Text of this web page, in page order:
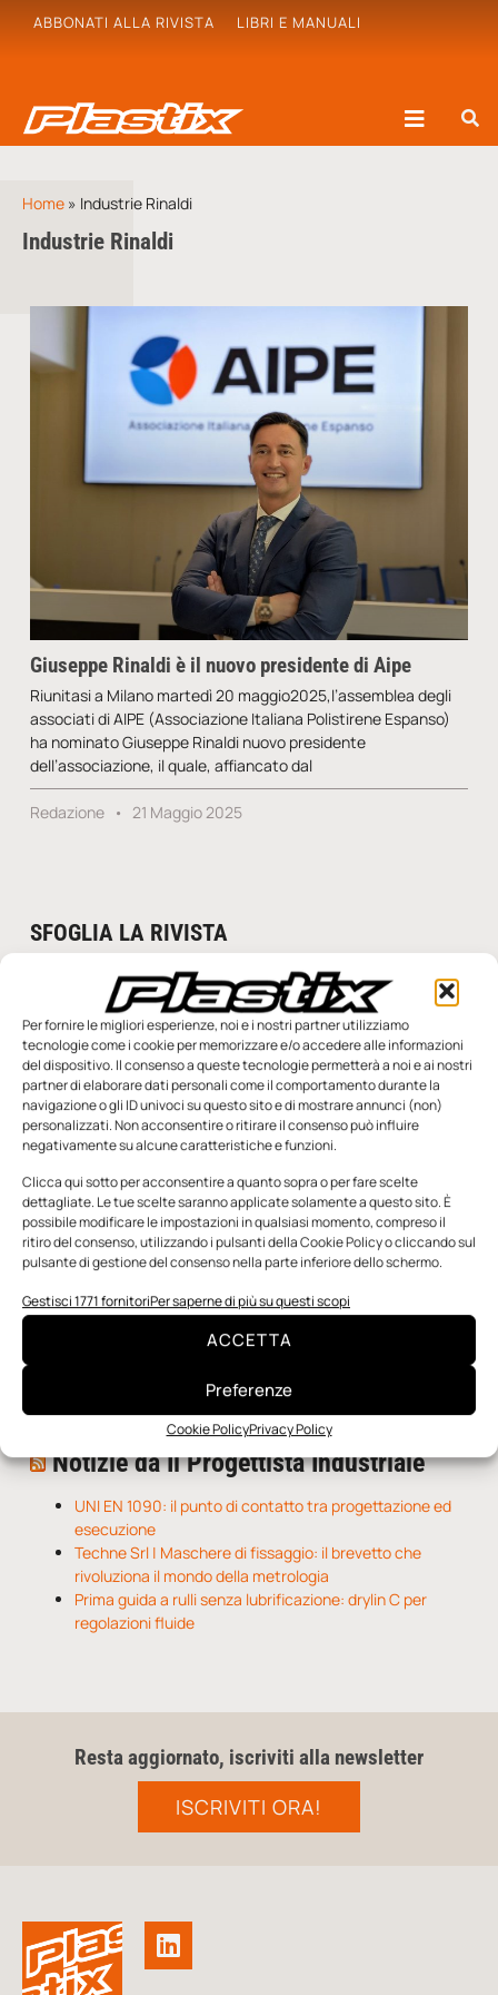
Per fornire le migliori esperienze, noi e i nostri partner utilizziamo
tecnologie come i cookie per memorizzare e/o accedere alle informazioni
del dispositivo. Il consenso a queste tecnologie permetterà a noi e ai nostri
partner di elaborare dati personali come il comportamento durante la
navigazione o gli ID univoci su questo sito e di mostrare annunci (non)
personalizzati. Non acconsentire o ritirare il consenso può influire
negativamente su alcune caratteristiche e funzioni.
Clicca qui sotto per acconsentire a quanto sopra o per fare scelte
dettagliate. Le tue scelte saranno applicate solamente a questo sito. È
possibile modificare le impostazioni in qualsiasi momento, compreso il
ritiro del consenso, utilizzando i pulsanti della Cookie Policy o cliccando sul
pulsante di gestione del consenso nella parte inferiore dello schermo.
Gestisci 1771 fornitoriPer saperne di più su questi scopi
ACCETTA
Preferenze
Cookie PolicyPrivacy Policy
ABBONATI ALLA RIVISTA LIBRI E MANUALI
Home » Industrie Rinaldi
Industrie Rinaldi
Giuseppe Rinaldi è il nuovo presidente di Aipe
Riunitasi a Milano martedì 20 maggio2025,l’assemblea degli
associati di AIPE (Associazione Italiana Polistirene Espanso)
ha nominato Giuseppe Rinaldi nuovo presidente
dell’associazione, il quale, affiancato dal
Redazione 21 Maggio 2025
SFOGLIA LA RIVISTA
n.5 - Giugno 2026 n.4 - Maggio 2026
Edicola Web
Notizie da Meccanicanews
I nanonastri di grafene come potenziali sensori per i
Una nuova mano robotica passa da una pinza all’altra
O-Ring, tecnica e applicazioni
Notizie da Il Progettista Industriale
UNI EN 1090: il punto di contatto tra progettazione ed
esecuzione
Techne Srl | Maschere di fissaggio: il brevetto che
rivoluziona il mondo della metrologia
Prima guida a rulli senza lubrificazione: drylin C per
regolazioni fluide
Resta aggiornato, iscriviti alla newsletter
ISCRIVITI ORA!